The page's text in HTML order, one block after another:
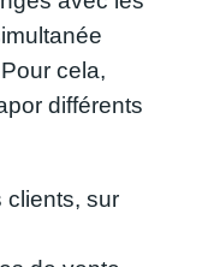
cela,
différents
clients, sur